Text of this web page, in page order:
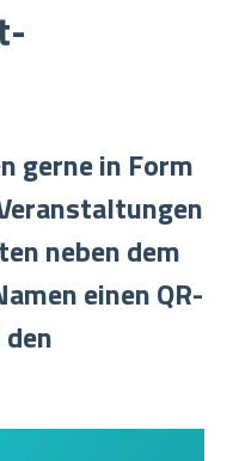
gerne in Form
neben dem
einen QR-